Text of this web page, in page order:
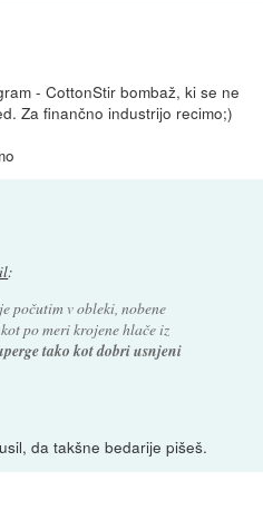
- CottonStir bombaž, ki se ne
Za finančno industrijo recimo;)
:
počutim v obleki, nobene
po meri krojene hlače iz
tako kot dobri usnjeni
da takšne bedarije pišeš.